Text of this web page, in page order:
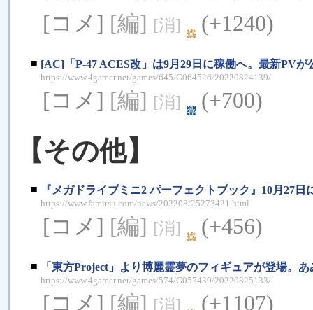
[コメ] [編] [消] (+1240)
■ [AC]「P-47 ACES改」は9月29日に稼働へ。最新PV
https://www.4gamer.net/games/645/G064526/20220824139/
[コメ] [編] [消] (+700)
【その他】
■ 『メガドライブミニ2 パーフェクトブック』10月27
https://www.famitsu.com/news/202208/25273421.html
[コメ] [編] [消] (+456)
■ 「東方Project」より博麗霊夢のフィギュアが登場。
https://www.4gamer.net/games/574/G057439/20220825133/
[コメ] [編] [消] (+1107)